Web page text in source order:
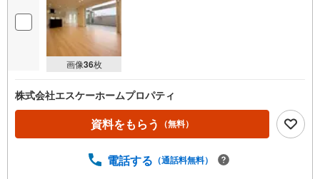
画像36枚
株式会社エスケーホームプロパティ
資料をもらう （無料）
電話する （通話料無料）